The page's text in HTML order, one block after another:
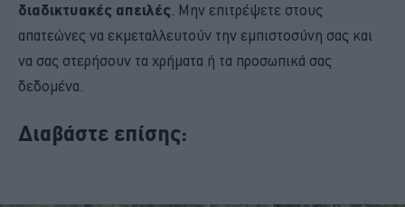
διαδικτυακές απειλές. Μην επιτρέψετε στους
απατεώνες να εκμεταλλευτούν την εμπιστοσύνη σας και
να σας στερήσουν τα χρήματα ή τα προσωπικά σας
δεδομένα.
Διαβάστε επίσης: